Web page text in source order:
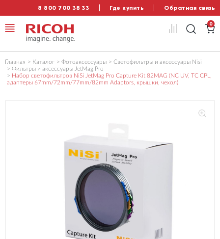
8 800 700 38 33 Где купить Обратная связь
0
Главная Каталог Фотоаксессуары
Светофильтры и аксессуары Nisi
Фильтры и аксессуары JetMag Pro
Набор светофильтров NiSi JetMag Pro Capture Kit 82MAG (NC UV, TC CPL,
адаптеры 67mm/72mm/77mm/82mm Adaptors, крышки, чехол)